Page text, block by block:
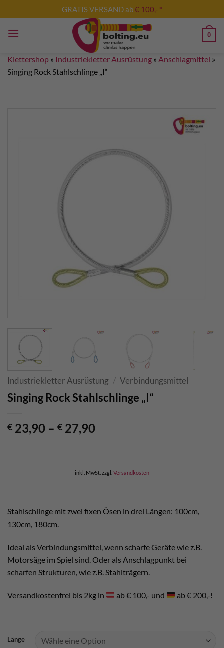
Inhalt
springen
GRATIS VERSAND ab€ 100,- *
0
Klettershop » Industriekletter Ausrüstung » Anschlagmittel »
Singing Rock Stahlschlinge „I“
Industriekletter Ausrüstung / Verbindungsmittel
Singing Rock Stahlschlinge „I“
€ 23,90 – € 27,90
inkl. MwSt. zzgl. Versandkosten
Stahlschlinge mit zwei fixen Ösen in drei Längen: 100cm,
130cm, 180cm.
Ideal als Verbindungsmittel, wenn scharfe Geräte wie z.B.
Motorsäge im Spiel sind. Oder als Anschlagpunkt bei
scharfen Strukturen, wie z.B. Stahlträgern.
Versandkostenfrei bis 2kg in ab € 100,- und ab € 200,-!
Länge